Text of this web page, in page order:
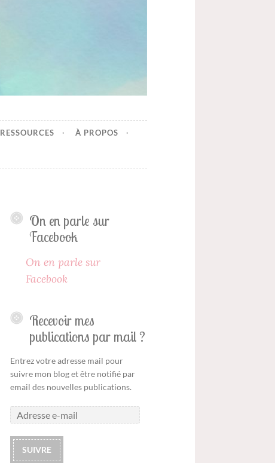
RESSOURCES À PROPOS
On en parle sur
Facebook
On en parle sur
Facebook
Recevoir mes
publications par mail ?
Entrez votre adresse mail pour
suivre mon blog et être notifié par
email des nouvelles publications.
SUIVRE